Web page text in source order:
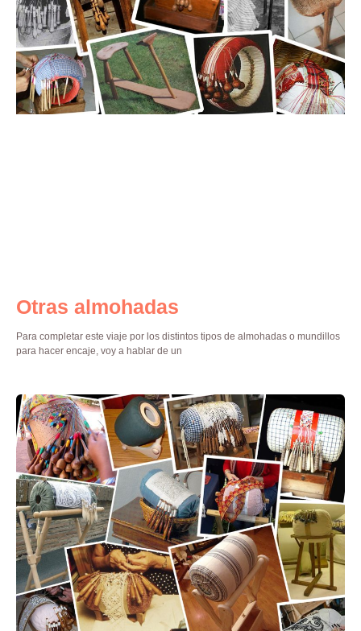
Otras almohadas
Para completar este viaje por los distintos tipos de almohadas o mundillos
para hacer encaje, voy a hablar de un